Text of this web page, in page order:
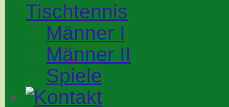
Tischtennis
Männer I
Männer II
Spiele